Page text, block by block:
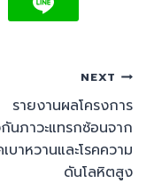
NEXT
รายงานผลโครงการ
นภาวะแทรกซ้อนจาก
เบาหวานและโรคความ
ดันโลหิตสูง